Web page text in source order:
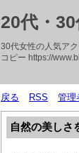
20代・
30代女性の人気ア
コピー https://
戻る RSS 管理
自然の美しさ